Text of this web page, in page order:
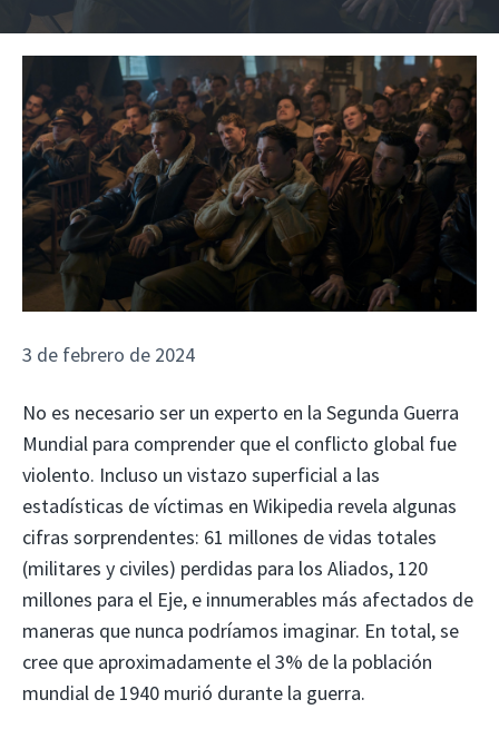
3 de febrero de 2024
No es necesario ser un experto en la Segunda Guerra
Mundial para comprender que el conflicto global fue
violento. Incluso un vistazo superficial a las
estadísticas de víctimas en Wikipedia revela algunas
cifras sorprendentes: 61 millones de vidas totales
(militares y civiles) perdidas para los Aliados, 120
millones para el Eje, e innumerables más afectados de
maneras que nunca podríamos imaginar. En total, se
cree que aproximadamente el 3% de la población
mundial de 1940 murió durante la guerra.